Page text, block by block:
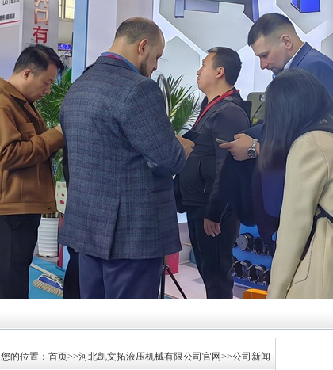
您的位置：首页>>河北凯文拓液压机械有限公司官网>>公司新闻